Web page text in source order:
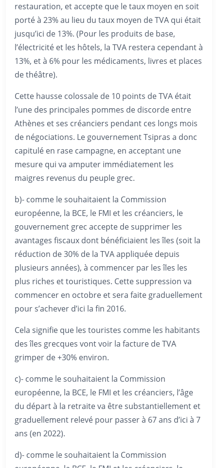
restauration, et accepte que le taux moyen en soit
porté à 23% au lieu du taux moyen de TVA qui était
jusqu’ici de 13%. (Pour les produits de base,
l’électricité et les hôtels, la TVA restera cependant à
13%, et à 6% pour les médicaments, livres et places
de théâtre).
Cette hausse colossale de 10 points de TVA était
l’une des principales pommes de discorde entre
Athènes et ses créanciers pendant ces longs mois
de négociations. Le gouvernement Tsipras a donc
capitulé en rase campagne, en acceptant une
mesure qui va amputer immédiatement les
maigres revenus du peuple grec.
b)- comme le souhaitaient la Commission
européenne, la BCE, le FMI et les créanciers, le
gouvernement grec accepte de supprimer les
avantages fiscaux dont bénéficiaient les îles (soit la
réduction de 30% de la TVA appliquée depuis
plusieurs années), à commencer par les îles les
plus riches et touristiques. Cette suppression va
commencer en octobre et sera faite graduellement
pour s’achever d’ici la fin 2016.
Cela signifie que les touristes comme les habitants
des îles grecques vont voir la facture de TVA
grimper de +30% environ.
c)- comme le souhaitaient la Commission
européenne, la BCE, le FMI et les créanciers, l’âge
du départ à la retraite va être substantiellement et
graduellement relevé pour passer à 67 ans d’ici à 7
ans (en 2022).
d)- comme le souhaitaient la Commission